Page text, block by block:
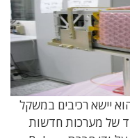
ק"ג בלבד, הוא יישא רכיבים במשקל
של מערכות חדשות